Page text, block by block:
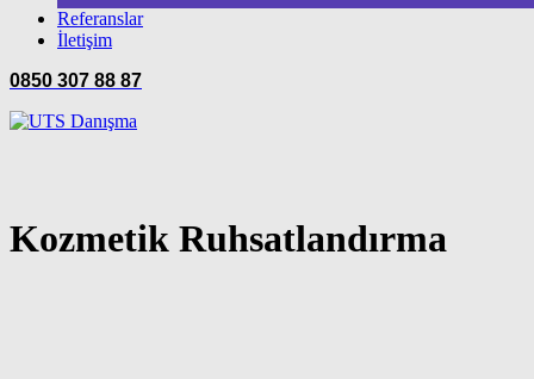
Referanslar
İletişim
0850 307 88 87
Kozmetik Ruhsatlandırma